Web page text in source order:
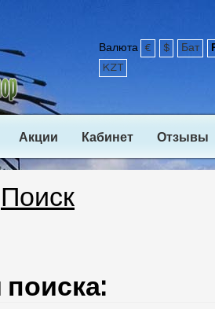
Валюта € $ Бат
KZT
Акции Кабинет Отзывы
Поиск
поиска: